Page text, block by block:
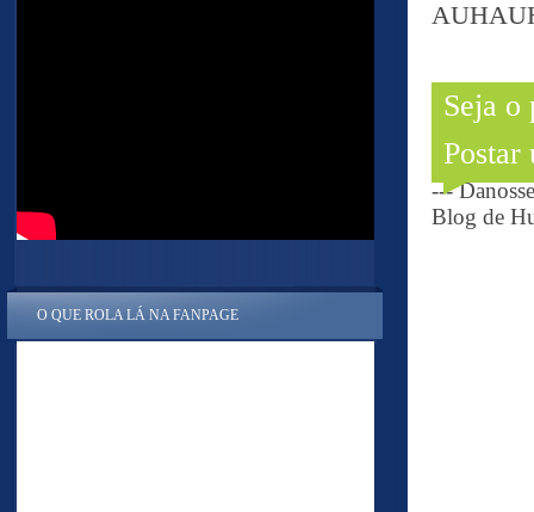
Seja o
Postar
---
Blog de
O QUE ROLA LÁ NA FANPAGE